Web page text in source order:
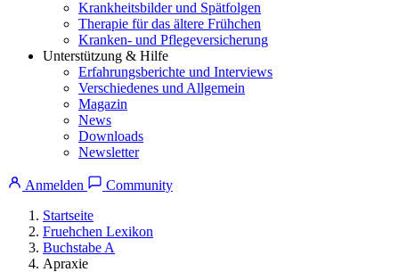
Krankheitsbilder und Spätfolgen
Therapie für das ältere Frühchen
Kranken- und Pflegeversicherung
Unterstützung & Hilfe
Erfahrungsberichte und Interviews
Verschiedenes und Allgemein
Magazin
News
Downloads
Newsletter
Anmelden
Community
Startseite
Fruehchen Lexikon
Buchstabe A
Apraxie